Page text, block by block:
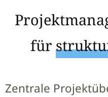
für
Zentrale